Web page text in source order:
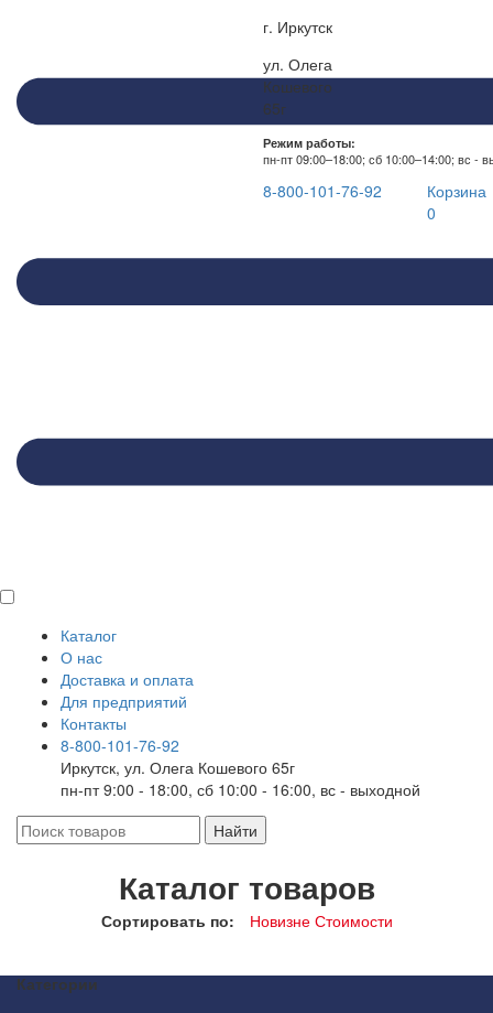
г. Иркутск
ул. Олега
Кошевого
65г
Режим работы:
пн-пт 09:00–18:00; сб 10:00–14:00; вс -
8-800-101-76-92
Корзина
0
Каталог
О нас
Доставка и оплата
Для предприятий
Контакты
8-800-101-76-92
Иркутск, ул. Олега Кошевого 65г
пн-пт 9:00 - 18:00, сб 10:00 - 16:00, вс - выходной
Каталог товаров
Сортировать по: Новизне Стоимости
Категории